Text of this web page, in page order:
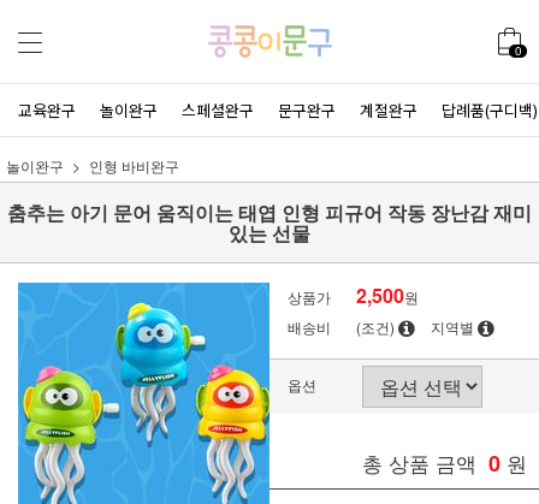
0
교육완구 놀이완구 스페셜완구 문구완구 계절완구 답례품(구디백)
놀이완구 인형 바비완구
춤추는 아기 문어 움직이는 태엽 인형 피규어 작동 장난감 재미
있는 선물
상품가 2,500원
배송비
(조건) 지역별
옵션
총 상품 금액 0 원